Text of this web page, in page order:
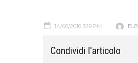
14/06/2016 3:19 PM
Condividi l'articolo